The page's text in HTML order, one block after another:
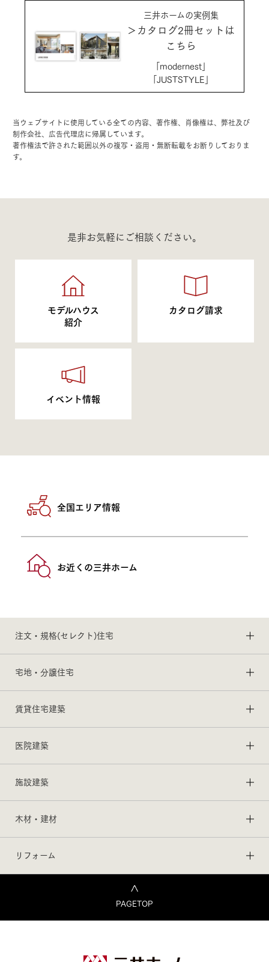
三井ホームの実例集
＞カタログ2冊セットは
こちら
「modernest」
「JUSTSTYLE」
当ウェブサイトに使用している全ての内容、著作権、肖像権は、弊社及び
制作会社、広告代理店に帰属しています。
著作権法で許された範囲以外の複写・盗用・無断転載をお断りしておりま
す。
是非お気軽にご相談ください。
モデルハウス
紹介
カタログ請求
イベント情報
全国エリア情報
お近くの三井ホーム
注文・規格(セレクト)住宅
宅地・分譲住宅
賃貸住宅建築
医院建築
施設建築
木材・建材
リフォーム
PAGETOP